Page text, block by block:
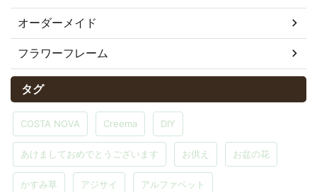
オーダーメイド
フラワーフレーム
タグ
COSTA NOVA Creema DIY
あけましておめでとうございます お供え お盆の花
かすみ草 アジサイ アルファベット